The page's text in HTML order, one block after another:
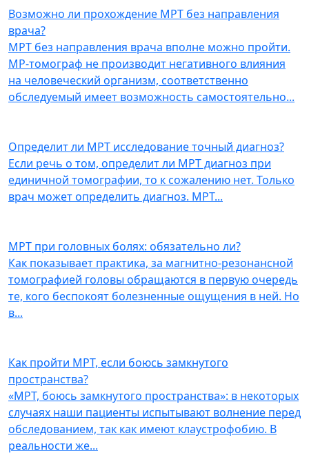
Возможно ли прохождение МРТ без направления
врача?
МРТ без направления врача вполне можно пройти.
МР-томограф не производит негативного влияния
на человеческий организм, соответственно
обследуемый имеет возможность самостоятельно...
Определит ли МРТ исследование точный диагноз?
Если речь о том, определит ли МРТ диагноз при
единичной томографии, то к сожалению нет. Только
врач может определить диагноз. МРТ...
МРТ при головных болях: обязательно ли?
Как показывает практика, за магнитно-резонансной
томографией головы обращаются в первую очередь
те, кого беспокоят болезненные ощущения в ней. Но
в...
Как пройти МРТ, если боюсь замкнутого
пространства?
«МРТ, боюсь замкнутого пространства»: в некоторых
случаях наши пациенты испытывают волнение перед
обследованием, так как имеют клаустрофобию. В
реальности же...